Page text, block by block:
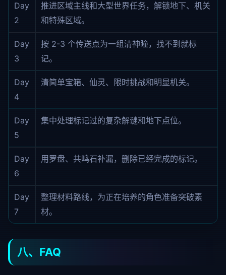
Day
2
推进区域主线和大型世界任务，解锁地下、机关
和特殊区域。
Day
3
按 2-3 个传送点为一组清神瞳，找不到就标
记。
Day
4
清简单宝箱、仙灵、限时挑战和明显机关。
Day
5
集中处理标记过的复杂解谜和地下点位。
Day
6
用罗盘、共鸣石补漏，删除已经完成的标记。
Day
7
整理材料路线，为正在培养的角色准备突破素
材。
八、FAQ